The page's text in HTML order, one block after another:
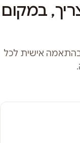
במקום
אישית לכל